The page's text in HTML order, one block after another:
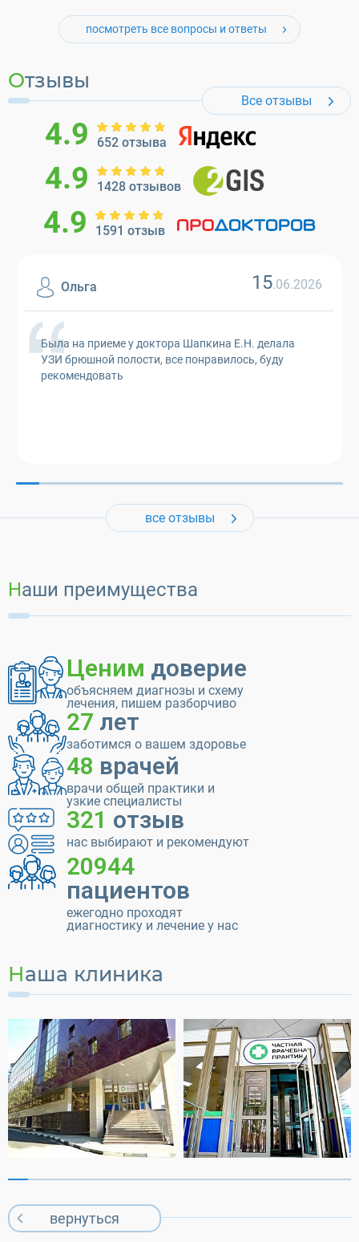
посмотреть все вопросы и ответы
Отзывы
Все отзывы
4.9 652 отзыва
4.9 1428 отзывов
4.9 1591 отзыв
Ольга 15.06.2026
Была на приеме у доктора Шапкина Е.Н. делала
УЗИ брюшной полости, все понравилось, буду
рекомендовать
все отзывы
Наши преимущества
Ценим доверие
объясняем диагнозы и схему
лечения, пишем разборчиво
27 лет
заботимся о вашем здоровье
48 врачей
врачи общей практики и
узкие специалисты
321 отзыв
нас выбирают и рекомендуют
20944
пациентов
ежегодно проходят
диагностику и лечение у нас
Наша клиника
вернуться